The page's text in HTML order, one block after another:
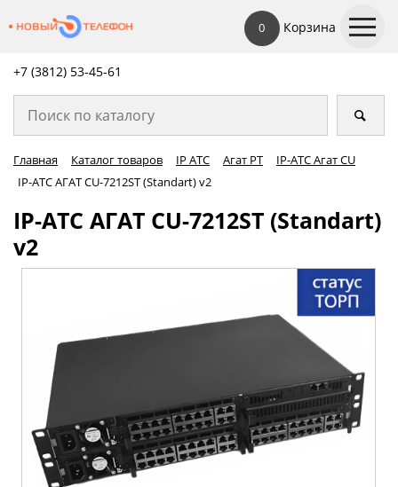
0 Корзина
+7 (3812) 53-45-61
Главная Каталог товаров IP АТС Агат РТ
IP-АТС Агат CU
IP-АТС АГАТ CU-7212ST (Standart) v2
IP-АТС АГАТ CU-7212ST (Standart)
v2